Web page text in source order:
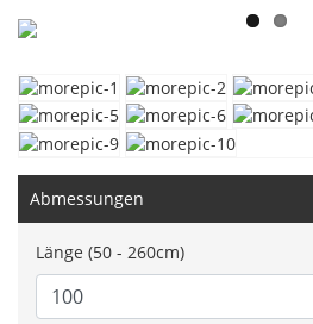
Abmessungen
Länge (50 - 260cm)